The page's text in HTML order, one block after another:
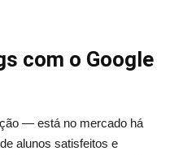
com o Google
— está no mercado há
alunos satisfeitos e